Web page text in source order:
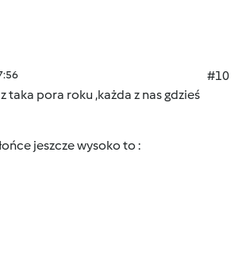
#10
taka pora roku ,każda z nas gdzieś
jeszcze wysoko to :